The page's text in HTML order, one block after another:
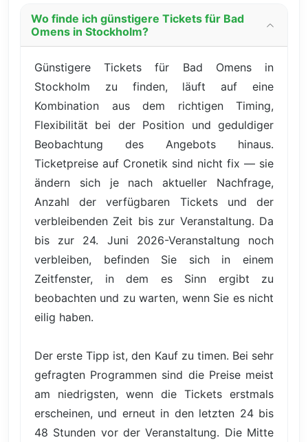
Wo finde ich günstigere Tickets für Bad
Omens in Stockholm?
Günstigere Tickets für Bad Omens in
Stockholm zu finden, läuft auf eine
Kombination aus dem richtigen Timing,
Flexibilität bei der Position und geduldiger
Beobachtung des Angebots hinaus.
Ticketpreise auf Cronetik sind nicht fix — sie
ändern sich je nach aktueller Nachfrage,
Anzahl der verfügbaren Tickets und der
verbleibenden Zeit bis zur Veranstaltung. Da
bis zur 24. Juni 2026-Veranstaltung noch
verbleiben, befinden Sie sich in einem
Zeitfenster, in dem es Sinn ergibt zu
beobachten und zu warten, wenn Sie es nicht
eilig haben.
Der erste Tipp ist, den Kauf zu timen. Bei sehr
gefragten Programmen sind die Preise meist
am niedrigsten, wenn die Tickets erstmals
erscheinen, und erneut in den letzten 24 bis
48 Stunden vor der Veranstaltung. Die Mitte